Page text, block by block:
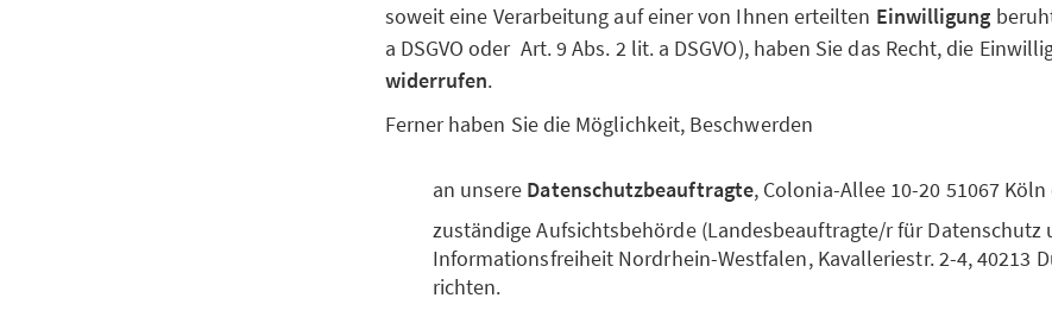
soweit eine Verarbeitung auf einer von Ihnen erteilten Einwilligung
a DSGVO oder Art. 9 Abs. 2 lit. a DSGVO), haben Sie das Recht, die
widerrufen.
Ferner haben Sie die Möglichkeit, Beschwerden
an unsere Datenschutzbeauftragte, Colonia-Allee 10-20 51067
zuständige Aufsichtsbehörde (Landesbeauftragte/r für Datenschutz
Informationsfreiheit Nordrhein-Westfalen, Kavalleriestr. 2-4, 40213
richten.